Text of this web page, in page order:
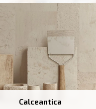
Calceantica